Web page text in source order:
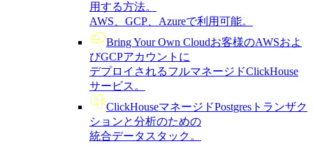
用する方法。
AWS、GCP、Azureで利用可能。
Bring Your Own Cloudお客様のAWSおよ
びGCPアカウントに
デプロイされるフルマネージドClickHouse
サービス。
ClickHouseマネージドPostgres トランザク
ションと分析のための
統合データスタック。